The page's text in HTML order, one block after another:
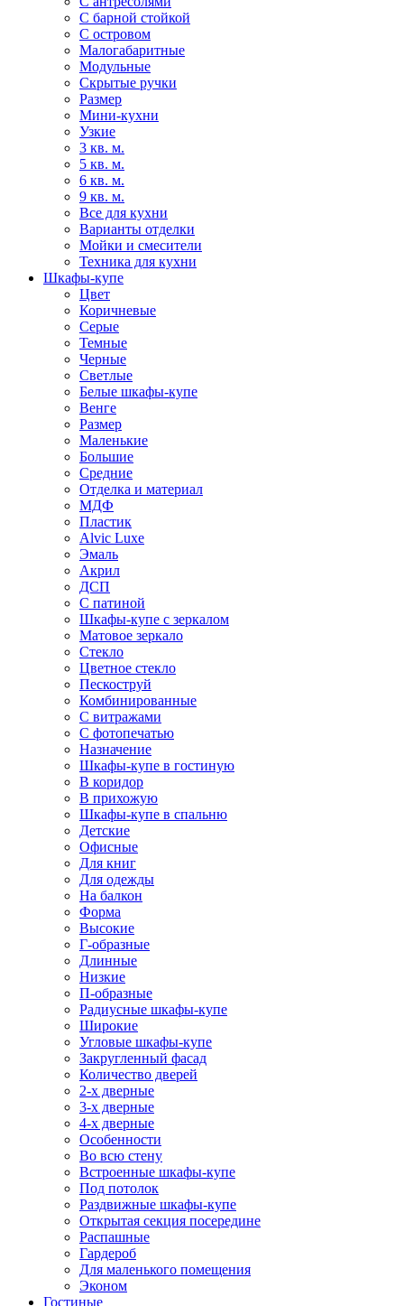
С барной стойкой
С островом
Малогабаритные
Модульные
Скрытые ручки
Размер
Мини-кухни
Узкие
3 кв. м.
5 кв. м.
6 кв. м.
9 кв. м.
Все для кухни
Варианты отделки
Мойки и смесители
Техника для кухни
Шкафы-купе
Цвет
Коричневые
Серые
Темные
Черные
Светлые
Белые шкафы-купе
Венге
Размер
Маленькие
Большие
Средние
Отделка и материал
МДФ
Пластик
Alvic Luxe
Эмаль
Акрил
ДСП
С патиной
Шкафы-купе с зеркалом
Матовое зеркало
Стекло
Цветное стекло
Пескоструй
Комбинированные
С витражами
С фотопечатью
Назначение
Шкафы-купе в гостиную
В коридор
В прихожую
Шкафы-купе в спальню
Детские
Офисные
Для книг
Для одежды
На балкон
Форма
Высокие
Г-образные
Длинные
Низкие
П-образные
Радиусные шкафы-купе
Широкие
Угловые шкафы-купе
Закругленный фасад
Количество дверей
2-х дверные
3-х дверные
4-х дверные
Особенности
Во всю стену
Встроенные шкафы-купе
Под потолок
Раздвижные шкафы-купе
Открытая секция посередине
Распашные
Гардероб
Для маленького помещения
Эконом
Гостиные